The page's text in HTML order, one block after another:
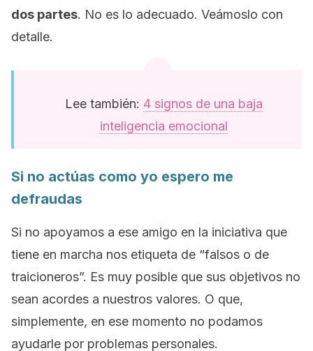
dos partes. No es lo adecuado. Veámoslo con
detalle.
Lee también: 4 signos de una baja
inteligencia emocional
Si no actúas como yo espero me
defraudas
Si no apoyamos a ese amigo en la iniciativa que
tiene en marcha nos etiqueta de “falsos o de
traicioneros”. Es muy posible que sus objetivos no
sean acordes a nuestros valores. O que,
simplemente, en ese momento no podamos
ayudarle por problemas personales.